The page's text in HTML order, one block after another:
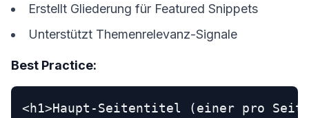
Erstellt Gliederung für Featured Snippets
Unterstützt Themenrelevanz-Signale
Best Practice:
<h1>Haupt-Seitentitel (einer pro